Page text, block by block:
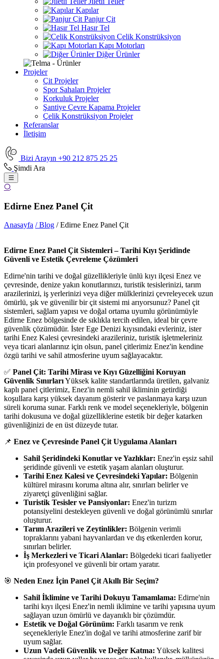
Kapılar
Panjur Çit
Hasır Tel
Çelik Konstrüksiyon
Kapı Motorları
Diğer Ürünler
Projeler
Çit Projeler
Spor Sahaları Projeler
Korkuluk Projeler
Şantiye Çevre Kapama Projeler
Çelik Konstrüksiyon Projeler
Referanslar
İletişim
Bizi Arayın +90 212 875 25 25
Şimdi Ara
Edirne Enez Panel Çit
Anasayfa / Blog / Edirne Enez Panel Çit
Edirne Enez Panel Çit Sistemleri – Tarihi Kıyı Şeridinde
Güvenli ve Estetik Çevreleme Çözümleri
Edirne'nin tarihi ve doğal güzellikleriyle ünlü kıyı ilçesi Enez ve
çevresinde, denize yakın konutlarınızı, turistik tesislerinizi, tarım
arazilerinizi, iş yerlerinizi veya diğer mülklerinizi çevreleyecek uzun
ömürlü, şık ve güvenilir bir çit sistemi mi arıyorsunuz? Panel çit
sistemleri, sağlam yapısı ve doğal ortama uyumlu görünümüyle
Edirne Enez bölgesinde de sıklıkla tercih edilen, ideal bir çevre
güvenlik çözümüdür. İster Ege Denizi kıyısındaki evleriniz, ister
tarihi Enez Kalesi çevresindeki arazileriniz, turistik işletmeleriniz
veya ticari alanlarınız için olsun, panel çitlerimiz Enez'in kendine
özgü tarihi ve sahil atmosferine uyum sağlayacaktır.
✅ Panel Çit: Tarihi Mirası ve Kıyı Güzelliğini Koruyan
Güvenlik SınırlarıYüksek kalite standartlarında üretilen, galvaniz
kaplı panel çitlerimiz, Enez'in nemli sahil ikliminin getirdiği
koşullara karşı yüksek dayanım gösterir ve paslanmaya karşı uzun
süreli koruma sunar. Farklı renk ve model seçenekleriyle, bölgenin
tarihi dokusuna ve doğal güzelliklerine estetik bir değer katarken
güvenliğinizi de en üst düzeyde tutar.
📌 Enez ve Çevresinde Panel Çit Uygulama Alanları
Sahil Şeridindeki Konutlar ve Yazlıklar: Enez'in eşsiz sahil
şeridinde güvenli ve estetik yaşam alanları oluşturur.
Tarihi Enez Kalesi ve Çevresindeki Yapılar: Bölgenin
kültürel mirasını koruma altına alır, sınırları belirler ve
ziyaretçi güvenliğini sağlar.
Turistik Tesisler ve Pansiyonlar: Enez'in turizm
potansiyelini destekleyen güvenli ve doğal görünümlü sınırlar
oluşturur.
Tarım Arazileri ve Zeytinlikler: Bölgenin verimli
topraklarını yabani hayvanlardan ve dış etkenlerden korur,
sınırları belirler.
İş Merkezleri ve Ticari Alanlar: Bölgedeki ticari faaliyetler
için profesyonel ve güvenli bir ortam yaratır.
🎯 Neden Enez İçin Panel Çit Akıllı Bir Seçim?
Sahil İklimine ve Tarihi Dokuyu Tamamlama: Edirne'nin
tarihi kıyı ilçesi Enez'in nemli iklimine ve tarihi yapısına uyum
sağlayan uzun ömürlü ve dayanıklı bir çözümdür.
Estetik ve Doğal Görünüm: Farklı tasarım ve renk
seçenekleriyle Enez'in doğal ve tarihi atmosferine zarif bir
uyum sağlar.
Uzun Vadeli Güvenlik ve Değer Katma: Yüksek kalitesi